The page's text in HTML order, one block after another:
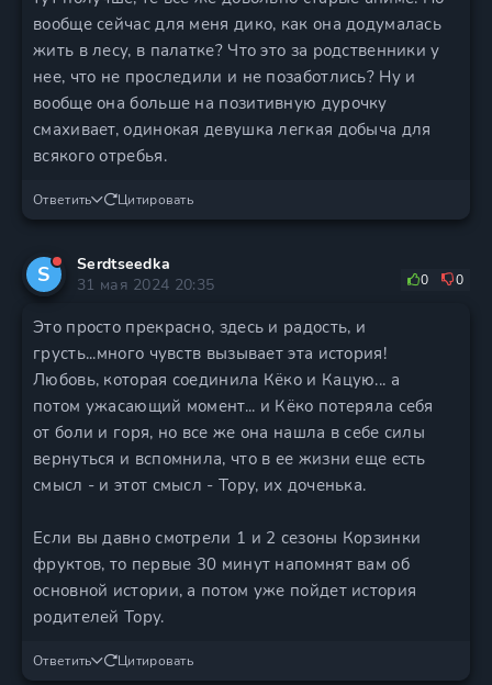
вообще сейчас для меня дико, как она додумалась
жить в лесу, в палатке? Что это за родственники у
нее, что не проследили и не позаботлись? Ну и
вообще она больше на позитивную дурочку
смахивает, одинокая девушка легкая добыча для
всякого отребья.
Ответить Цитировать
S
Serdtseedka
31 мая 2024 20:35
0 0
Это просто прекрасно, здесь и радость, и
грусть...много чувств вызывает эта история!
Любовь, которая соединила Кёко и Кацую... а
потом ужасающий момент... и Кёко потеряла себя
от боли и горя, но все же она нашла в себе силы
вернуться и вспомнила, что в ее жизни еще есть
смысл - и этот смысл - Тору, их доченька.
Если вы давно смотрели 1 и 2 сезоны Корзинки
фруктов, то первые 30 минут напомнят вам об
основной истории, а потом уже пойдет история
родителей Тору.
Ответить Цитировать